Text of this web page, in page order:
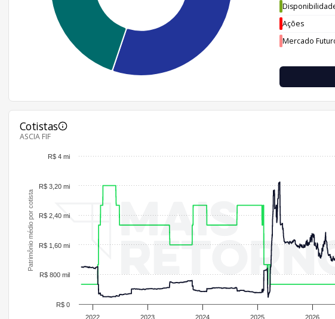
Ações
Mercado
Cotistas
ASCIA FIF
Patrimônio médio por cotista
2022 2023 2024 2025 2026
R$ 0
R$ 800 mil
R$ 1,60 mi
R$ 2,40 mi
R$ 3,20 mi
R$ 4 mi